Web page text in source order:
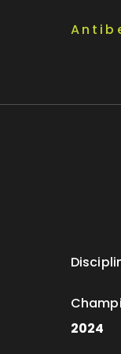
2024